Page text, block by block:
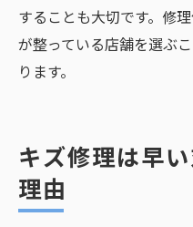
することも大切です。修
が整っている店舗を選ぶ
ります。
キズ修理は早
理由